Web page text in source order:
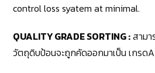
control loss syatem at minimal.
QUALITY GRADE SORTING :สาม
วัตถุดิบป้อนจะถูกคัดออกมาเป็น เกรด